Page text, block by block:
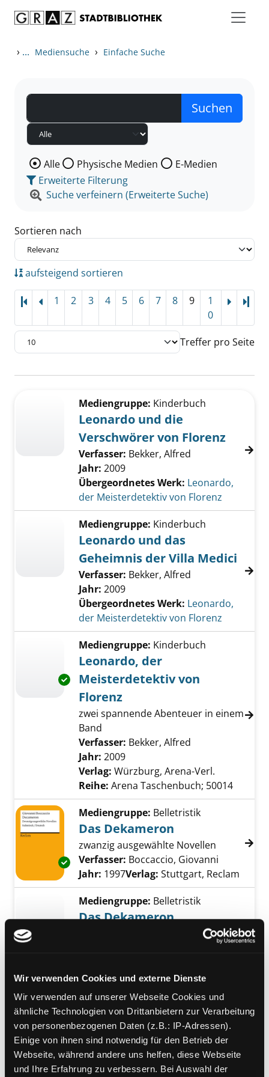
Wir verwenden Cookies und externe Dienste
Wir verwenden auf unserer Webseite Cookies und
ähnliche Technologien von Drittanbietern zur Verarbeitung
von personenbezogenen Daten (z.B.: IP-Adressen).
Einige von ihnen sind notwendig für den Betrieb der
Webseite, während andere uns helfen, diese Webseite
und Ihre Erfahrung zu verbessern. Bei Auswahl der
› ... Mediensuche › Einfache Suche
Wählen Sie die Medienart nach der Sie suchen wollen.
Alle Physische Medien
E-Medien
Erweiterte Filterung
Suche verfeinern (Erweiterte Suche)
Sortieren nach
aufsteigend sortieren
1 2 3 4 5 6 7 8 9
1
0
Treffer pro Seite
Zu den Suchfiltern springen
Mediengruppe: Kinderbuch
Leonardo und die
Verschwörer von Florenz
Verfasser: Bekker, Alfred
Jahr: 2009
Übergeordnetes Werk: Leonardo,
der Meisterdetektiv von Florenz
Mediengruppe: Kinderbuch
Leonardo und das
Geheimnis der Villa Medici
Verfasser: Bekker, Alfred
Jahr: 2009
Übergeordnetes Werk: Leonardo,
der Meisterdetektiv von Florenz
Exemplar-Details von Leonardo, der
Mediengruppe: Kinderbuch
Leonardo, der
Meisterdetektiv von
Florenz
zwei spannende Abenteuer in einem
Band
Verfasser: Bekker, Alfred
Jahr: 2009
Verlag: Würzburg, Arena-Verl.
Reihe: Arena Taschenbuch; 50014
Exemplar-Details von Das Dekameron
Mediengruppe: Belletristik
Das Dekameron
zwanzig ausgewählte Novellen
Verfasser: Boccaccio, Giovanni
Jahr: 1997Verlag: Stuttgart, Reclam
Exemplar-Details von Das Dekameron
Mediengruppe: Belletristik
Das Dekameron
Boccaccio, GiovanniSuche
Köln, Anaconda
Exemplar-Details von Ein Fall für den
Mediengruppe:Kinderbuch
Ein Fall für den
Meisterschüler
[ein Ratekrimi um Leonardo Da
Vinci]
Verfasser: Neubauer, AnnetteSuche
Jahr:2012Verlag: Bindlach, Loewe